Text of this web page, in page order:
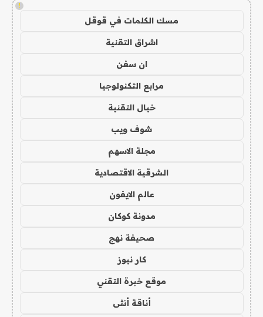
!
مسك الكلمات في قوقل
اشراق التقنية
ان سفن
مرابع التكنولوجيا
خيال التقنية
شوف ويب
مجلة الاسهم
الشرقية الاقتصادية
عالم الايفون
مدونة كوكان
صحيفة نهج
كار نيوز
موقع خبرة التقني
أناقة أنثى